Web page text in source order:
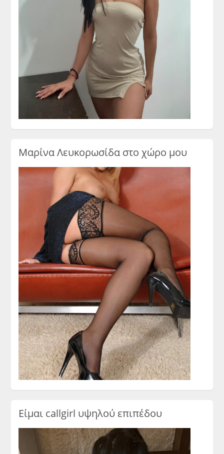
Μαρίνα Λευκορωσίδα στο χώρο μου
Είμαι callgirl υψηλού επιπέδου